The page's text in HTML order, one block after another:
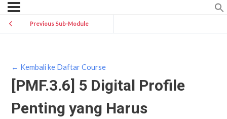
Previous Sub-Module
← Kembali ke Daftar Course
[PMF.3.6] 5 Digital Profile
Penting yang Harus